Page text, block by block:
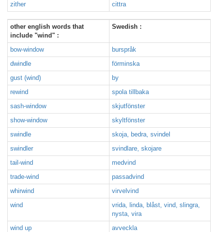
zither
cittra
other english words that
include "wind" :
Swedish :
bow-window
burspråk
dwindle
förminska
gust (wind)
by
rewind
spola tillbaka
sash-window
skjutfönster
show-window
skyltfönster
swindle
skoja, bedra, svindel
swindler
svindlare, skojare
tail-wind
medvind
trade-wind
passadvind
whirwind
virvelvind
wind
vrida, linda, blåst, vind, slingra,
nysta, vira
wind up
avveckla